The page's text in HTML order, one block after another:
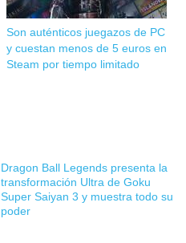
Son auténticos juegazos de PC
y cuestan menos de 5 euros en
Steam por tiempo limitado
Dragon Ball Legends presenta la
transformación Ultra de Goku
Super Saiyan 3 y muestra todo su
poder